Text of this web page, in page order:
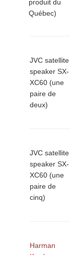
produit du
Québec)
JVC satellite
speaker SX-
XC60 (une
paire de
deux)
JVC satellite
speaker SX-
XC60 (une
paire de
cinq)
Harman